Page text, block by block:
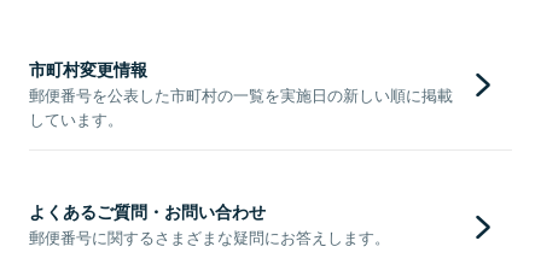
市町村変更情報
郵便番号を公表した市町村の一覧を実施日の新しい順に掲載
しています。
よくあるご質問・お問い合わせ
郵便番号に関するさまざまな疑問にお答えします。